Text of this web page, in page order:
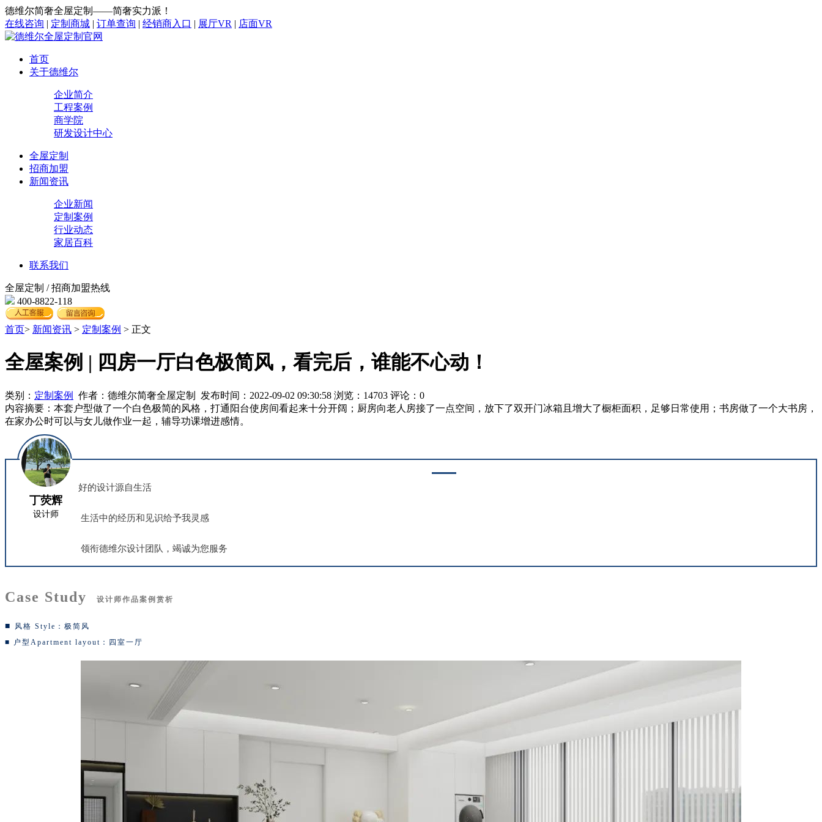
德维尔简奢全屋定制——简奢实力派！
在线咨询 | 定制商城 | 订单查询 | 经销商入口 | 展厅VR | 店面VR
首页
关于德维尔
企业简介
工程案例
商学院
研发设计中心
全屋定制
招商加盟
新闻资讯
企业新闻
定制案例
行业动态
家居百科
联系我们
全屋定制 / 招商加盟热线
400-8822-118
首页> 新闻资讯 > 定制案例 > 正文
全屋案例 | 四房一厅白色极简风，看完后，谁能不心动！
类别： 定制案例
作者：德维尔简奢全屋定制 发布时间：2022-09-02 09:30:58 浏览：14703 评论：0
内容摘要： 本套户型做了一个白色极简的风格，打通阳台使房间看起来十分开阔；厨房向老人房接了一点空间，放下了双开门冰箱且增大了橱柜面积，足够日常使用；书房做了一个大书房，
在家办公时可以与女儿做作业一起，辅导功课增进感情。
丁荧辉
设计师
好的设计源自生活
生活中的经历和见识给予我灵感
领衔德维尔设计团队，竭诚为您服务
Case Study 设计师作品案例赏析
■
风格 Style：极简风
■
户型Apartment layout ：四室一厅